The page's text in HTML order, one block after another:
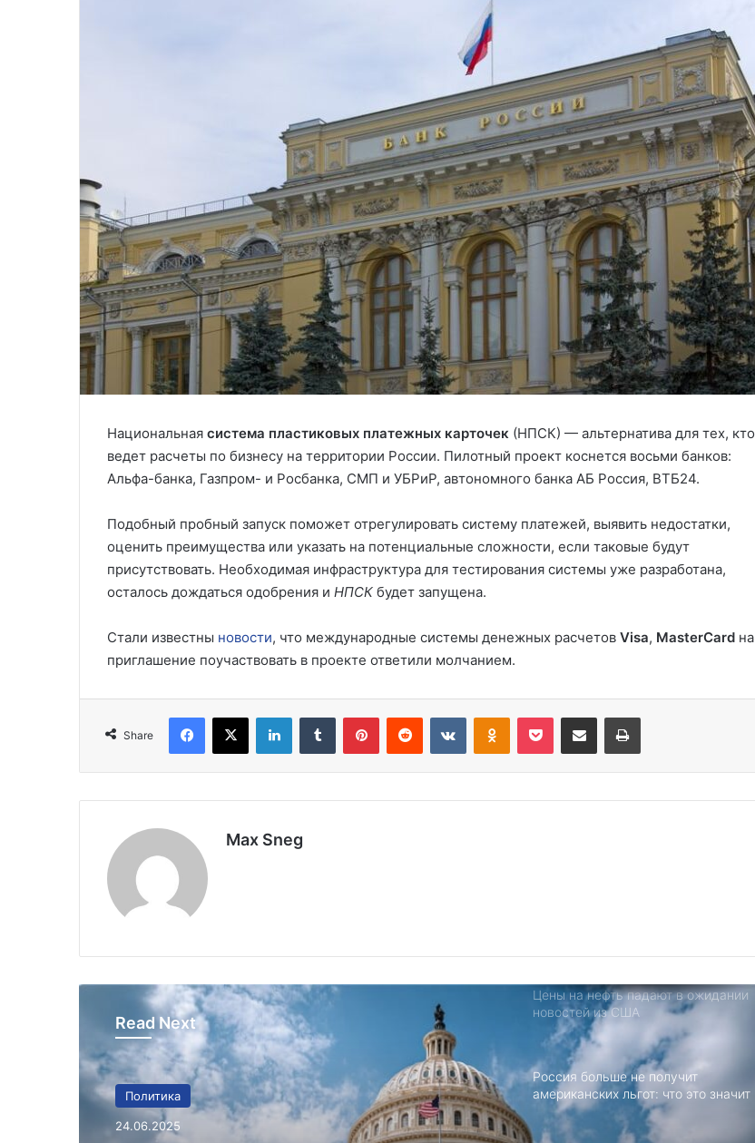
Национальная система пластиковых платежных карточек (НПСК) — альтернатива для тех, кто
ведет расчеты по бизнесу на территории России. Пилотный проект коснется восьми банков:
Альфа-банка, Газпром- и Росбанка, СМП и УБРиР, автономного банка АБ Россия, ВТБ24.
Подобный пробный запуск поможет отрегулировать систему платежей, выявить недостатки,
оценить преимущества или указать на потенциальные сложности, если таковые будут
присутствовать. Необходимая инфраструктура для тестирования системы уже разработана,
осталось дождаться одобрения и НПСК будет запущена.
Стали известны новости, что международные системы денежных расчетов Visa, MasterCard на
приглашение поучаствовать в проекте ответили молчанием.
Share
Max Sneg
Read Next
Политика
24.06.2025
Джанет Л. Йеллен в Суниве в
Норкроссе, Джорджия
Engraving and Printing (BEP)
Цены на нефть падают в ожидании
новостей из США
Россия больше не получит
американских льгот: что это значит
и к чему приведёт